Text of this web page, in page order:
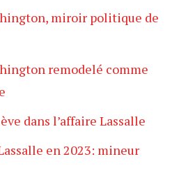
miroir politique de
remodelé comme
dans l’affaire Lassalle
en 2023: mineur